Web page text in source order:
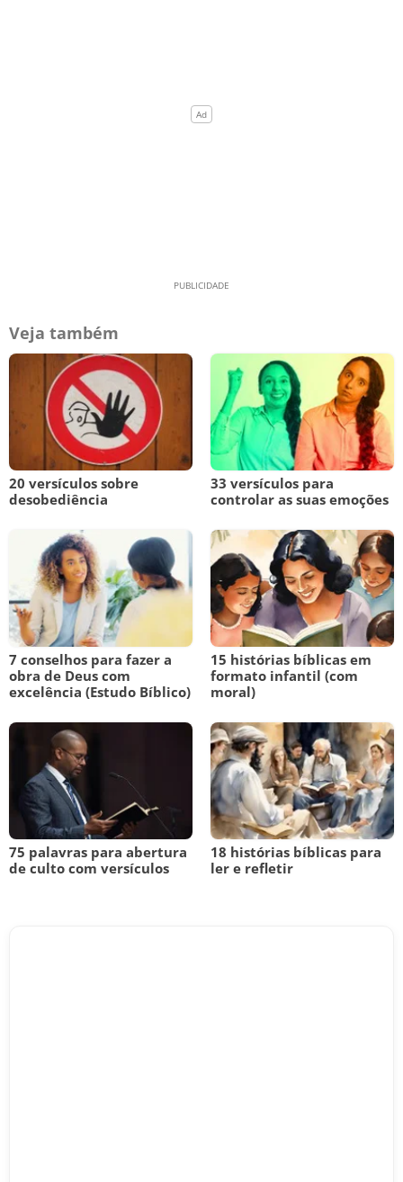
Veja também
20 versículos sobre
desobediência
33 versículos para
controlar as suas emoções
7 conselhos para fazer a
obra de Deus com
excelência (Estudo Bíblico)
15 histórias bíblicas em
formato infantil (com
moral)
75 palavras para abertura
de culto com versículos
18 histórias bíblicas para
ler e refletir